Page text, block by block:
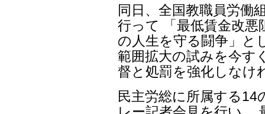
同日、全国教職員労働
行って 「最低賃金改
の人生を守る闘争」と
範囲拡大の試みを今す
督と処罰を強化しなけ
民主労総に所属する14